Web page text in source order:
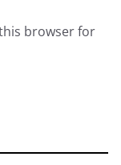
browser for